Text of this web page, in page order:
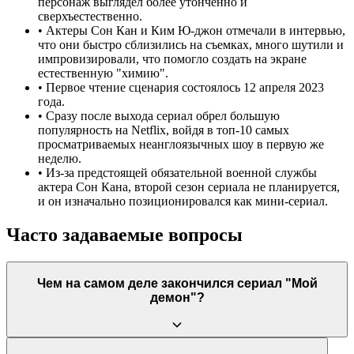
сверхъестественно.
• Актеры Сон Кан и Ким Ю-джон отмечали в интервью,
что они быстро сблизились на съемках, много шутили и
импровизировали, что помогло создать на экране
естественную "химию".
• Первое чтение сценария состоялось 12 апреля 2023
года.
• Сразу после выхода сериал обрел большую
популярность на Netflix, войдя в топ-10 самых
просматриваемых неанглоязычных шоу в первую же
неделю.
• Из-за предстоящей обязательной военной службы
актера Сон Кана, второй сезон сериала не планируется,
и он изначально позиционировался как мини-сериал.
Часто задаваемые вопросы
Чем на самом деле закончился сериал "Мой
демон"?